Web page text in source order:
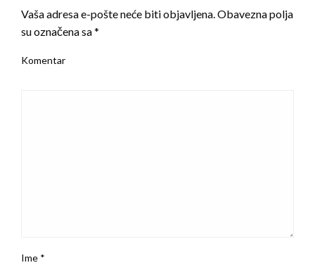
Vaša adresa e-pošte neće biti objavljena.Obavezna polja
su označena sa*
Komentar
Ime *